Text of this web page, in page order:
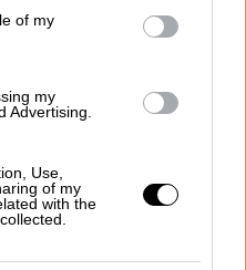
of my
my
Advertising.
Use,
of my
with the
ψέμα». Το
της εφημερίδας
πραγματικότητα
ιστορίες, όμως,